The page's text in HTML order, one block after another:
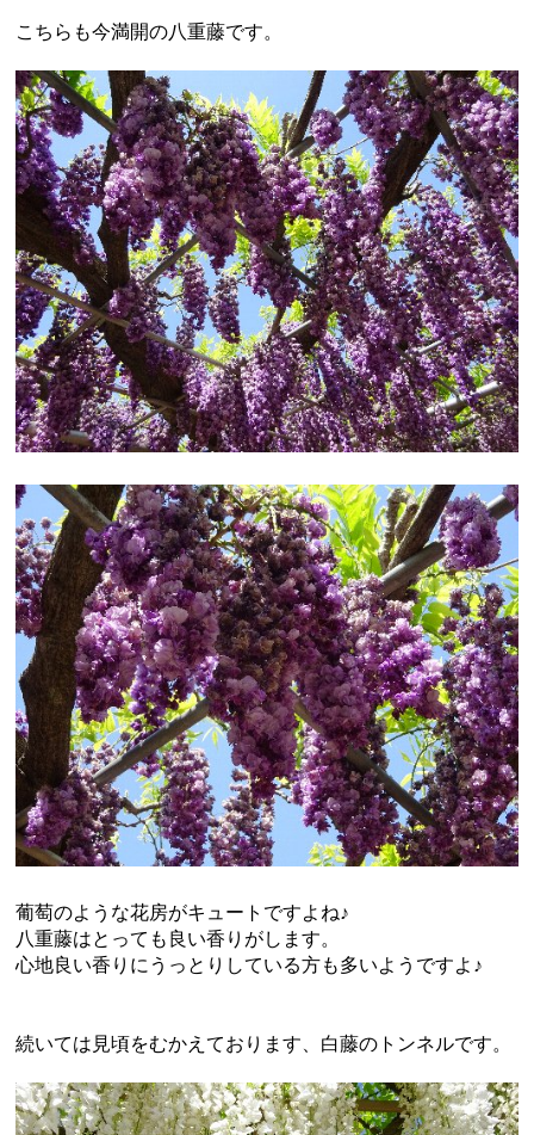
こちらも今満開の八重藤です。
葡萄のような花房がキュートですよね♪
八重藤はとっても良い香りがします。
心地良い香りにうっとりしている方も多いようですよ♪
続いては見頃をむかえております、白藤のトンネルです。